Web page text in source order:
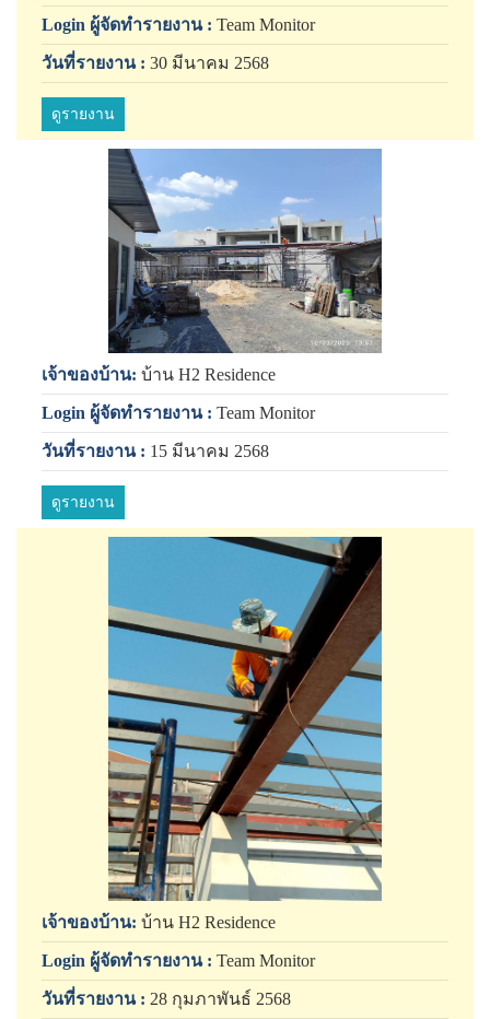
Login ผู้จัดทำรายงาน : Team Monitor
วันที่รายงาน : 30 มีนาคม 2568
ดูรายงาน
เจ้าของบ้าน: บ้าน H2 Residence
Login ผู้จัดทำรายงาน : Team Monitor
วันที่รายงาน : 15 มีนาคม 2568
ดูรายงาน
เจ้าของบ้าน: บ้าน H2 Residence
Login ผู้จัดทำรายงาน : Team Monitor
วันที่รายงาน : 28 กุมภาพันธ์ 2568